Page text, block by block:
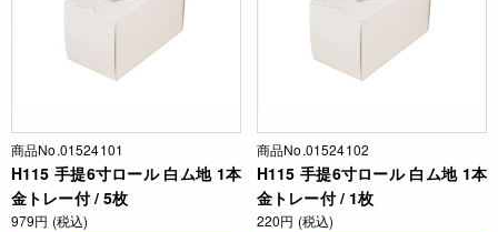
商品No.01524101
H115 手提6寸ロール 白ム地 1本
金トレー付 / 5枚
979円 (税込)
商品No.01524102
H115 手提6寸ロール 白ム地 1本
金トレー付 / 1枚
220円 (税込)